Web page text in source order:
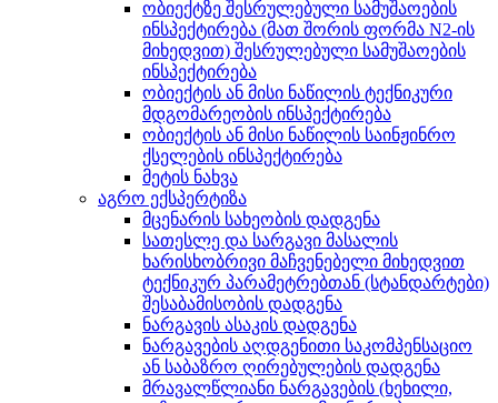
ობიექტზე შესრულებული სამუშაოების
ინსპექტირება (მათ შორის ფორმა N2-ის
მიხედვით) შესრულებული სამუშაოების
ინსპექტირება
ობიექტის ან მისი ნაწილის ტექნიკური
მდგომარეობის ინსპექტირება
ობიექტის ან მისი ნაწილის საინჟინრო
ქსელების ინსპექტირება
მეტის ნახვა
აგრო ექსპერტიზა
მცენარის სახეობის დადგენა
სათესლე და სარგავი მასალის
ხარისხობრივი მაჩვენებელი მიხედვით
ტექნიკურ პარამეტრებთან (სტანდარტები)
შესაბამისობის დადგენა
ნარგავის ასაკის დადგენა
ნარგავების აღდგენითი საკომპენსაციო
ან საბაზრო ღირებულების დადგენა
მრავალწლიანი ნარგავების (ხეხილი,